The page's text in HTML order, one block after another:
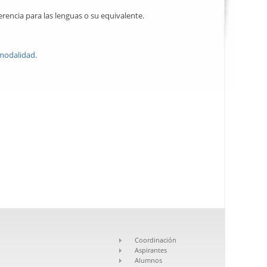
para las lenguas o su equivalente.
Coordinación
Aspirantes
Alumnos